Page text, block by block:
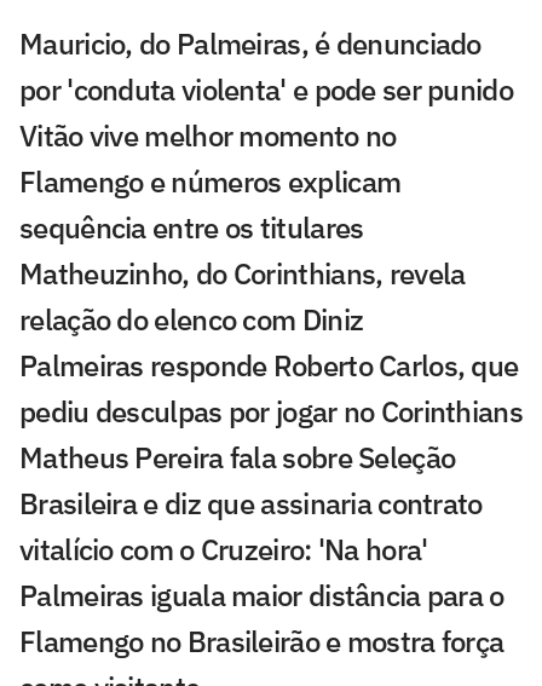
Mauricio, do Palmeiras, é denunciado
por 'conduta violenta' e pode ser punido
Vitão vive melhor momento no
Flamengo e números explicam
sequência entre os titulares
Matheuzinho, do Corinthians, revela
relação do elenco com Diniz
Palmeiras responde Roberto Carlos, que
pediu desculpas por jogar no Corinthians
Matheus Pereira fala sobre Seleção
Brasileira e diz que assinaria contrato
vitalício com o Cruzeiro: 'Na hora'
Palmeiras iguala maior distância para o
Flamengo no Brasileirão e mostra força